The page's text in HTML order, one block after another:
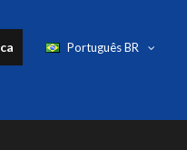
Português BR